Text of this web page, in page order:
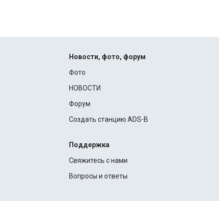
Новости, фото, форум
Фото
НОВОСТИ
Форум
Создать станцию ADS-B
Поддержка
Свяжитесь с нами
Вопросы и ответы